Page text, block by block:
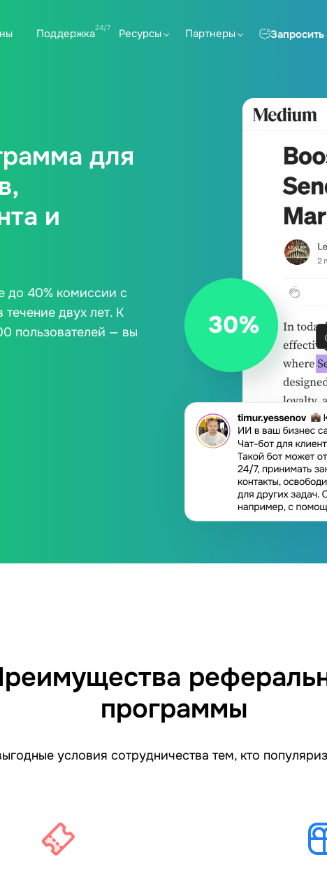
Поддержка Ресурсы Партнеры
для
и
до 40% комиссии с
двух лет. К
пользователей — вы
программы
условия сотрудничества тем, кто